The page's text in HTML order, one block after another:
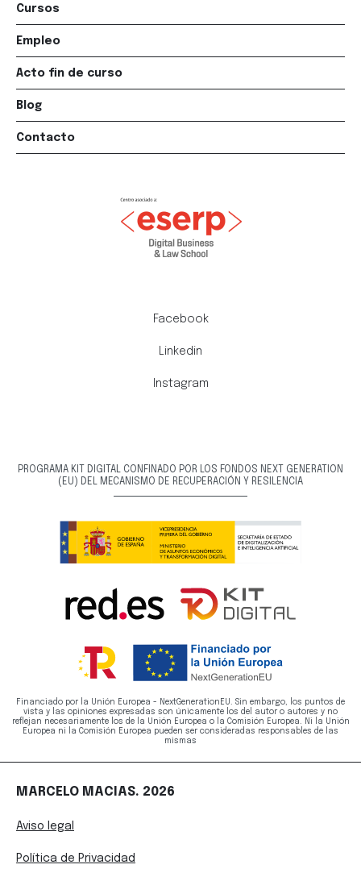
Cursos
Empleo
Acto fin de curso
Blog
Contacto
Facebook
Linkedin
Instagram
PROGRAMA KIT DIGITAL CONFINADO POR LOS FONDOS NEXT GENERATION
(EU) DEL MECANISMO DE RECUPERACIÓN Y RESILENCIA
Financiado por la Unión Europea - NextGenerationEU. Sin embargo, los puntos de
vista y las opiniones expresadas son únicamente los del autor o autores y no
reflejan necesariamente los de la Unión Europea o la Comisión Europea. Ni la Unión
Europea ni la Comisión Europea pueden ser consideradas responsables de las
mismas
MARCELO MACIAS. 2026
Aviso legal
Política de Privacidad